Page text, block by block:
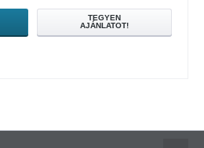
TEGYEN
AJÁNLATOT!